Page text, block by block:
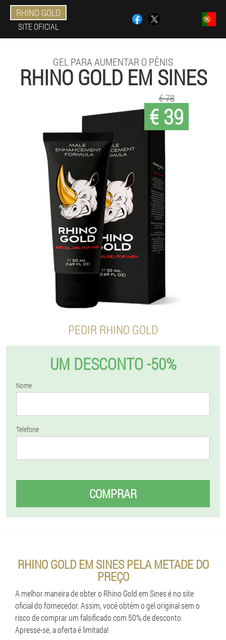
RHINO GOLD
SITE OFICIAL
GEL PARA AUMENTAR O PÊNIS
RHINO GOLD EM SINES
€ 39
€ 78
PEDIR RHINO GOLD
UM DESCONTO -50%
Nome
Telefone
COMPRAR
RHINO GOLD EM SINES PELA METADE DO
PREÇO
A melhor maneira de obter o Rhino Gold em Sines é no site
oficial do fornecedor. Assim, você obtém o gel original sem o
risco de comprar um falsificado com 50% de desconto.
Apresse-se, a oferta é limitada!